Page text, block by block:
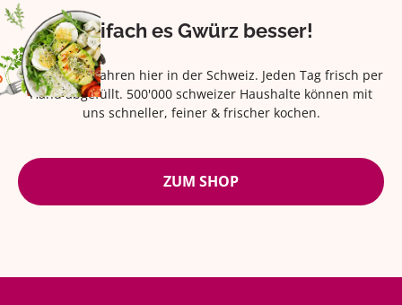
Eifach es Gwürz besser!
Seit über 42 Jahren hier in der Schweiz. Jeden Tag frisch per
Hand abgefüllt. 500'000 schweizer Haushalte können mit
uns schneller, feiner & frischer kochen.
ZUM SHOP